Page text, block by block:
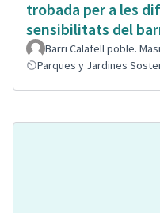
trobada per a les
sensibilitats del
Barri Calafell poble.
Parques y Jardines